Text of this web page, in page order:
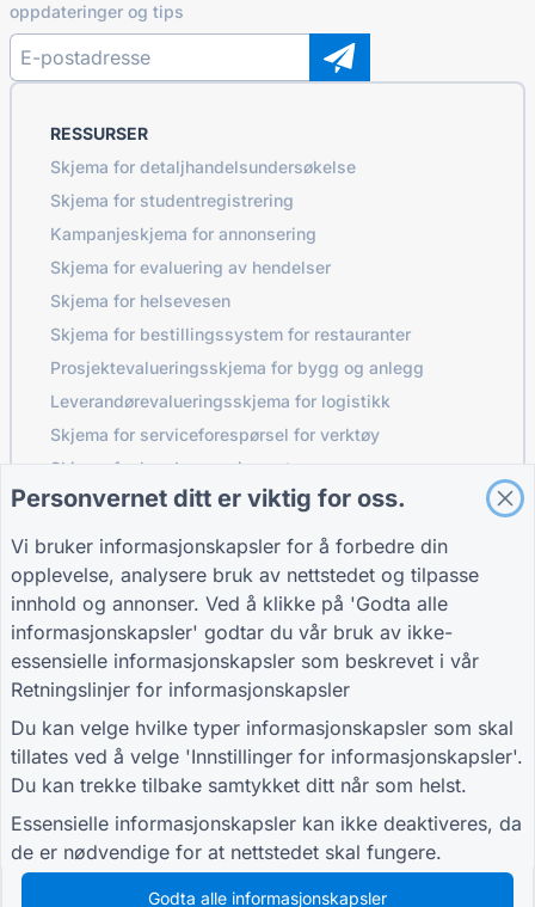
oppdateringer og tips
RESSURSER
Skjema for detaljhandelsundersøkelse
Skjema for studentregistrering
Kampanjeskjema for annonsering
Skjema for evaluering av hendelser
Skjema for helsevesen
Skjema for bestillingssystem for restauranter
Prosjektevalueringsskjema for bygg og anlegg
Leverandørevalueringsskjema for logistikk
Skjema for serviceforespørsel for verktøy
Skjema for kundeengasjement
BLI MED I FELLESSKAPET
GUIDER
Brukerstøtte
Blogg
TIGER FORM
veiledning
FIRMA
Om oss
Kontakt oss
VILKÅR
Vilkår
Personvernpolicy
Innstillinger for
informasjonskapsler
© 2026 QR Form Generator. All rights reserved.
Personvernet ditt er viktig for oss.
Vi bruker informasjonskapsler for å forbedre din
opplevelse, analysere bruk av nettstedet og tilpasse
innhold og annonser. Ved å klikke på 'Godta alle
informasjonskapsler' godtar du vår bruk av ikke-
essensielle informasjonskapsler som beskrevet i vår
Retningslinjer for informasjonskapsler
Du kan velge hvilke typer informasjonskapsler som skal
tillates ved å velge 'Innstillinger for informasjonskapsler'.
Du kan trekke tilbake samtykket ditt når som helst.
Essensielle informasjonskapsler kan ikke deaktiveres, da
de er nødvendige for at nettstedet skal fungere.
Godta alle informasjonskapsler